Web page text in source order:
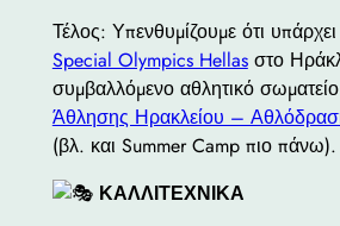
Τέλος: Υπενθυμίζουμε ότι
Special Olympics Hellasστο
συμβαλλόμενο αθλητικό
Άθλησης Ηρακλείου –
(βλ. και Summer Camp πιο πάνω).
ΚΑΛΛΙΤΕΧΝΙΚΑ